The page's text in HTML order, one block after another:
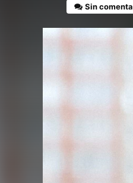
Sin